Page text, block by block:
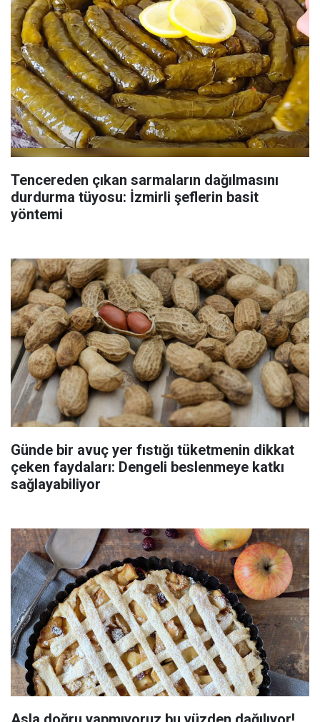
Tencereden çıkan sarmaların dağılmasını
durdurma tüyosu: İzmirli şeflerin basit
yöntemi
Günde bir avuç yer fıstığı tüketmenin dikkat
çeken faydaları: Dengeli beslenmeye katkı
sağlayabiliyor